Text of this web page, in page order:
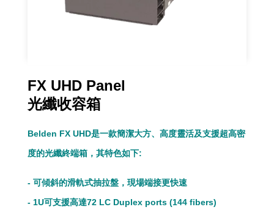
FX UHD Panel
光纖收容箱
Belden FX UHD是一款簡潔大方、高度靈活及支援超高密
度的光纖終端箱，其特色如下:
- 可傾斜的滑軌式抽拉盤，現場端接更快速
- 1U可支援高達72 LC Duplex ports (144 fibers)